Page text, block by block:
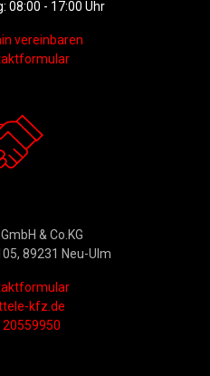
08:00 - 17:00 Uhr
vereinbaren
& Co.KG
89231 Neu-Ulm
kfz.de
20559950